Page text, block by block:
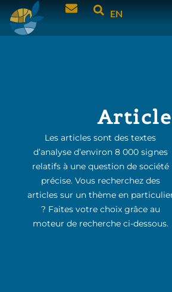
EN
Les articles sont des textes
d’analyse d’environ 8 000 signes
relatifs à une question de société
précise. Vous recherchez des
articles sur un thème en
? Faites votre choix grâce au
moteur de recherche ci-dessous.